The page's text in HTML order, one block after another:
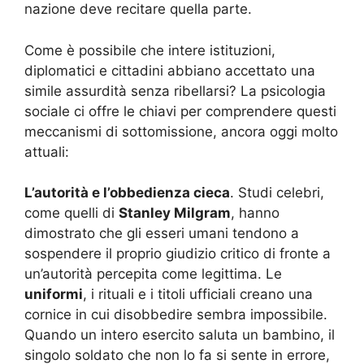
nazione deve recitare quella parte.
Come è possibile che intere istituzioni,
diplomatici e cittadini abbiano accettato una
simile assurdità senza ribellarsi? La psicologia
sociale ci offre le chiavi per comprendere questi
meccanismi di sottomissione, ancora oggi molto
attuali:
L’autorità e l’obbedienza cieca. Studi celebri,
come quelli di Stanley Milgram, hanno
dimostrato che gli esseri umani tendono a
sospendere il proprio giudizio critico di fronte a
un’autorità percepita come legittima. Le
uniformi, i rituali e i titoli ufficiali creano una
cornice in cui disobbedire sembra impossibile.
Quando un intero esercito saluta un bambino, il
singolo soldato che non lo fa si sente in errore,